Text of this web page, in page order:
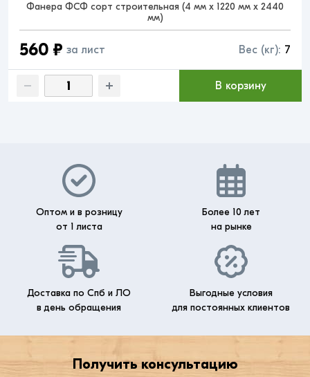
Фанера ФСФ сорт строительная (4 мм x 1220 мм x 2440
мм)
560 ₽ за лист Вес (кг): 7
В корзину
Оптом и в розницу
от 1 листа
Более 10 лет
на рынке
Доставка по Спб и ЛО
в день обращения
Выгодные условия
для постоянных клиентов
Получить консультацию